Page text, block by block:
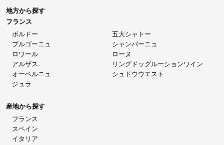
地方から探す
フランス
ボルドー
五大シャトー
ブルゴーニュ
シャンパーニュ
ロワール
ローヌ
アルザス
リングドッグルーションワイン
オーベルニュ
シュドウウエスト
ジュラ
産地から探す
フランス
スペイン
イタリア